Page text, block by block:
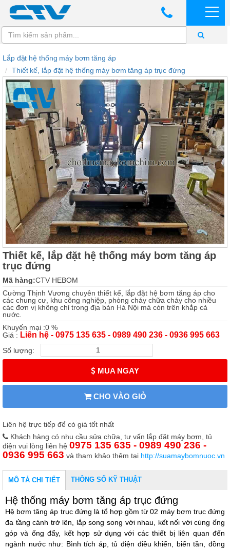
Lắp đặt hệ thống máy bơm tăng áp
Thiết kế, lắp đặt hệ thống máy bơm tăng áp trục đứng
Thiết kế, lắp đặt hệ thống máy bơm tăng áp
trục đứng
Mã hàng:CTV HEBOM
Cường Thịnh Vương chuyên thiết kế, lắp đặt hệ bơm tăng áp cho
các chung cư, khu công nghiệp, phòng cháy chữa cháy cho nhiều
các đơn vị không chỉ trong địa bàn Hà Nội mà còn trên khắp cả
nước.
Khuyến mại :0 %
Giá : Liên hệ - 0975 135 635 - 0989 490 236 - 0936 995 663
Số lượng:
MUA NGAY
CHO VÀO GIỎ
Liên hệ trực tiếp để có giá tốt nhất
Khách hàng có nhu cầu sửa chữa, tư vấn lắp đặt máy bơm, tủ
điện vui lòng liên hệ 0975 135 635 - 0989 490 236 -
0936 995 663 và tham khảo thêm tại http://suamaybomnuoc.vn
MÔ TẢ CHI TIẾT THÔNG SỐ KỸ THUẬT
Hệ thống máy bơm tăng áp trục đứng
Hệ bơm tăng áp trục đứng là tổ hợp gồm từ 02 máy bơm trục đứng
đa tầng cánh trở lên, lắp song song với nhau, kết nối với cùng ống
góp và ống đẩy, kết hợp sử dụng với các thiết bị liên quan đến
ngành nước như: Bình tích áp, tủ điện điều khiển, biến tần, đồng